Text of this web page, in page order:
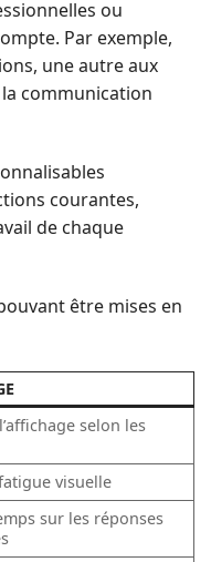
ou
Par exemple,
une autre aux
communication
courantes,
de chaque
être mises en
selon les
visuelle
sur les réponses